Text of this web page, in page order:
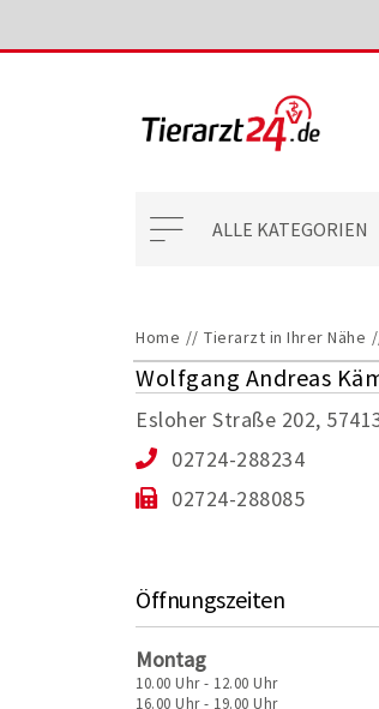
ALLE KATEGORIEN
Home // Tierarzt in Ihrer Nähe
Wolfgang Andreas
Esloher Straße 202,
02724-288234
02724-288085
Öffnungszeiten
Montag
10.00 Uhr - 12.00 Uhr
16.00 Uhr - 19.00 Uhr